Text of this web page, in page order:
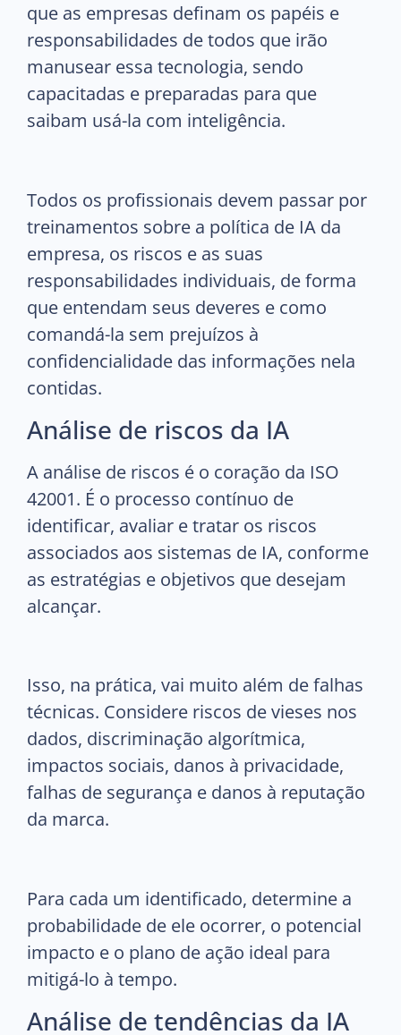
que as empresas definam os papéis e
responsabilidades de todos que irão
manusear essa tecnologia, sendo
capacitadas e preparadas para que
saibam usá-la com inteligência.
Todos os profissionais devem passar por
treinamentos sobre a política de IA da
empresa, os riscos e as suas
responsabilidades individuais, de forma
que entendam seus deveres e como
comandá-la sem prejuízos à
confidencialidade das informações nela
contidas.
Análise de riscos da IA
A análise de riscos é o coração da ISO
42001. É o processo contínuo de
identificar, avaliar e tratar os riscos
associados aos sistemas de IA, conforme
as estratégias e objetivos que desejam
alcançar.
Isso, na prática, vai muito além de falhas
técnicas. Considere riscos de vieses nos
dados, discriminação algorítmica,
impactos sociais, danos à privacidade,
falhas de segurança e danos à reputação
da marca.
Para cada um identificado, determine a
probabilidade de ele ocorrer, o potencial
impacto e o plano de ação ideal para
mitigá-lo à tempo.
Análise de tendências da IA